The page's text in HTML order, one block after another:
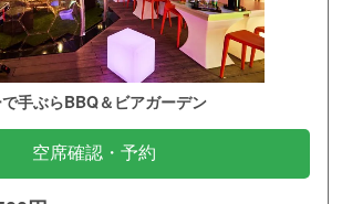
手ぶらBBQ＆ビアガーデン
空席確認・予約